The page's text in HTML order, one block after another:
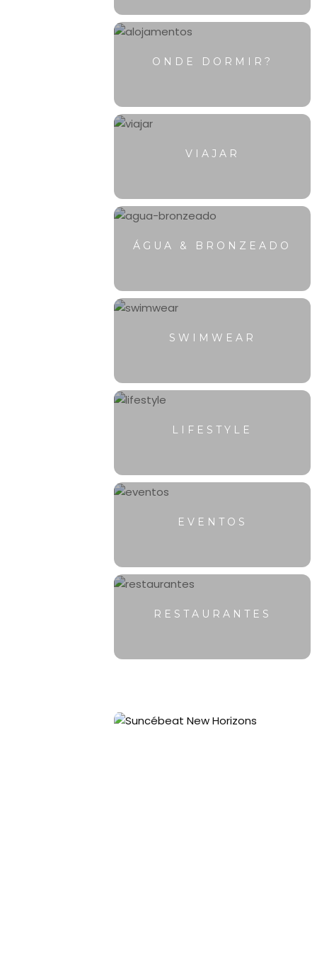
ONDE DORMIR?
VIAJAR
ÁGUA & BRONZEADO
SWIMWEAR
LIFESTYLE
EVENTOS
RESTAURANTES